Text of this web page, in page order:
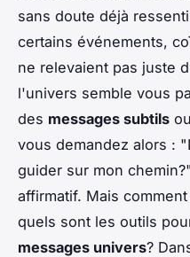
sans doute déjà
certains événements,
ne relevaient pas juste
l'univers semble vous
des messages subtils
vous demandez alors :
guider sur mon
affirmatif. Mais
quels sont les outils
messages univers?